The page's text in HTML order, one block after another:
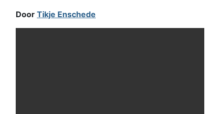
Door Tikje Enschede